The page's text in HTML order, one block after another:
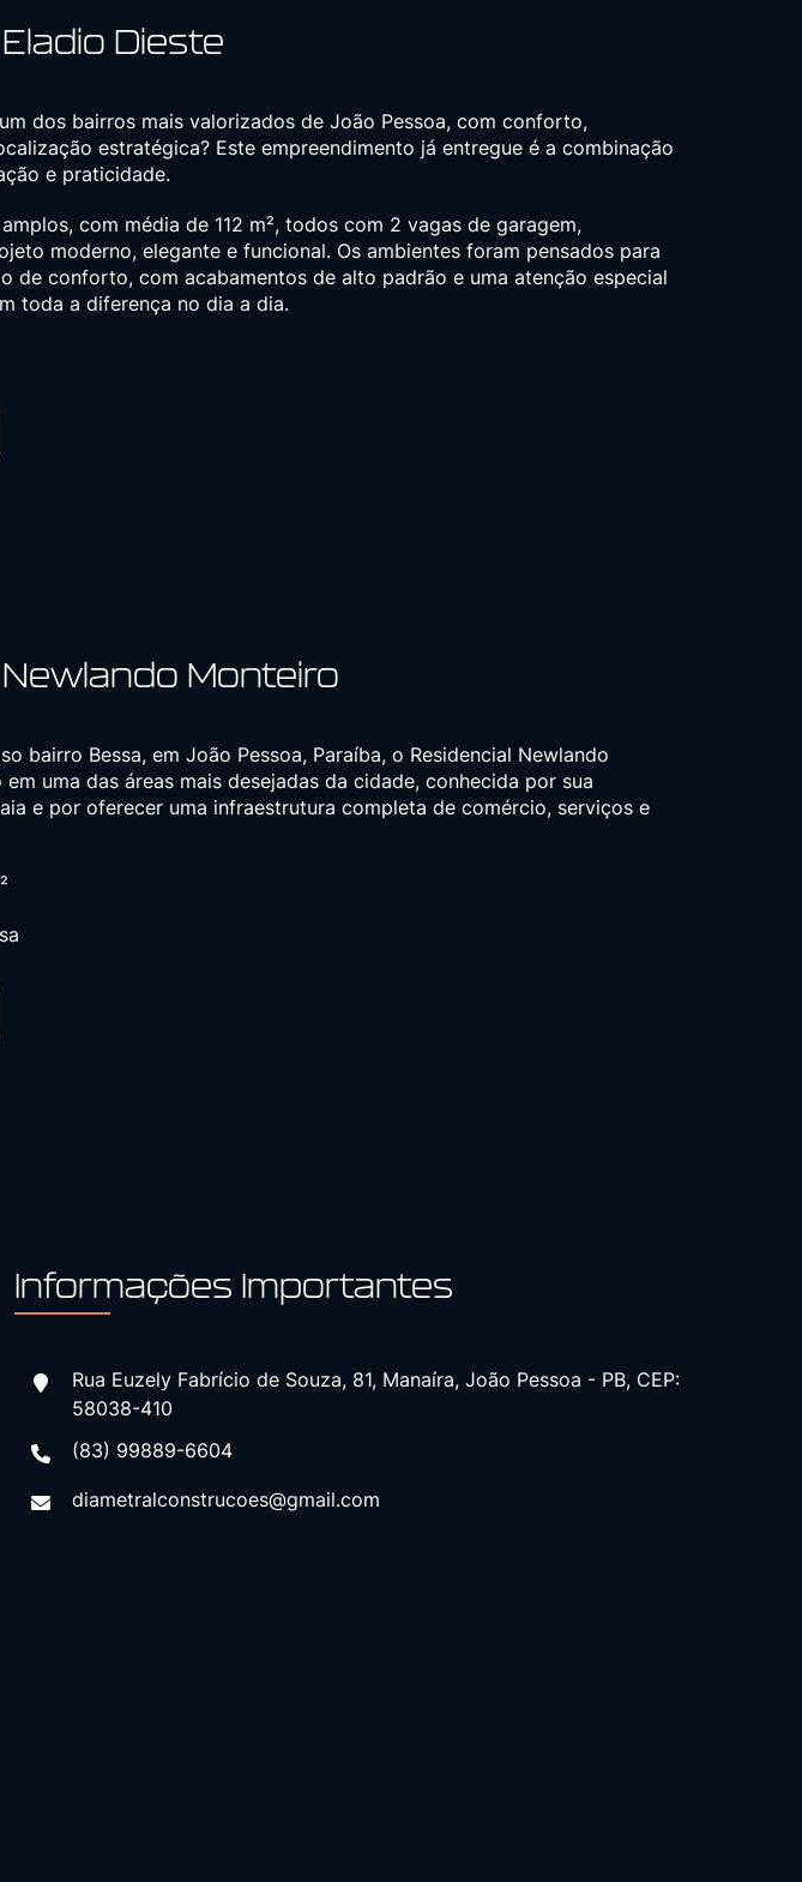
Dieste
dos bairros mais valorizados de João Pessoa, com conforto,
estratégica? Este empreendimento já entregue é a combinação
e praticidade.
com média de 112 m², todos com 2 vagas de garagem,
moderno, elegante e funcional. Os ambientes foram pensados para
de conforto, com acabamentos de alto padrão e uma atenção especial
toda a diferença no dia a dia.
Monteiro
bairro Bessa, em João Pessoa, Paraíba, o Residencial Newlando
uma das áreas mais desejadas da cidade, conhecida por sua
e por oferecer uma infraestrutura completa de comércio, serviços e
Informações Importantes
Rua Euzely Fabrício de Souza, 81, Manaíra, João Pessoa - PB, CEP:
58038-410
(83) 99889-6604
diametralconstrucoes@gmail.com